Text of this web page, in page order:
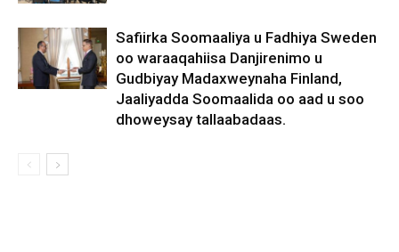
Safiirka Soomaaliya u Fadhiya Sweden
oo waraaqahiisa Danjirenimo u
Gudbiyay Madaxweynaha Finland,
Jaaliyadda Soomaalida oo aad u soo
dhoweysay tallaabadaas.